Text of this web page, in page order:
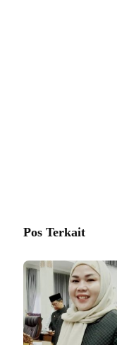
Pos Terkait